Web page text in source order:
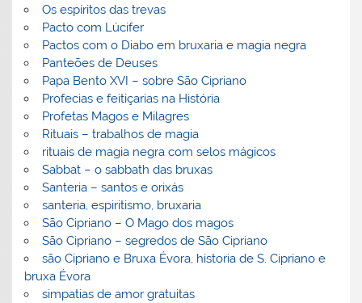
Os espíritos das trevas
Pacto com Lúcifer
Pactos com o Diabo em bruxaria e magia negra
Panteões de Deuses
Papa Bento XVI – sobre São Cipriano
Profecias e feitiçarias na História
Profetas Magos e Milagres
Rituais – trabalhos de magia
rituais de magia negra com selos mágicos
Sabbat – o sabbath das bruxas
Santeria – santos e orixás
santeria, espiritismo, bruxaria
São Cipriano – O Mago dos magos
São Cipriano – segredos de São Cipriano
são Cipriano e Bruxa Évora, historia de S. Cipriano e
bruxa Évora
simpatias de amor gratuitas